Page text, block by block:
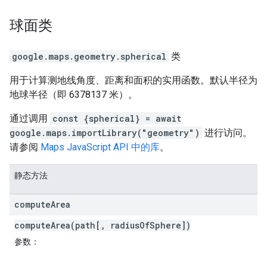
球面类
google.maps.geometry. spherical 类
用于计算测地线角度、距离和面积的实用函数。默认半径为
地球半径（即 6378137 米）。
通过调用 const {spherical} = await
google.maps.importLibrary("geometry") 进行访问。
请参阅 Maps JavaScript API 中的库。
静态方法
computeArea
computeArea(path[, radiusOfSphere])
参数 ：